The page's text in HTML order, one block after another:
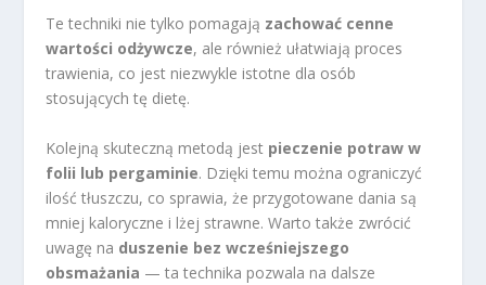
Te techniki nie tylko pomagają zachować cenne
wartości odżywcze, ale również ułatwiają proces
trawienia, co jest niezwykle istotne dla osób
stosujących tę dietę.
Kolejną skuteczną metodą jest pieczenie potraw w
folii lub pergaminie. Dzięki temu można ograniczyć
ilość tłuszczu, co sprawia, że przygotowane dania są
mniej kaloryczne i lżej strawne. Warto także zwrócić
uwagę na duszenie bez wcześniejszego
obsmażania — ta technika pozwala na dalsze